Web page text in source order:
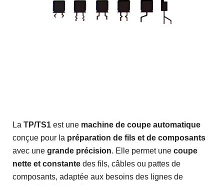
La TP/TS1 est une machine de coupe automatique
conçue pour la préparation de fils et de composants
avec une grande précision. Elle permet une coupe
nette et constante des fils, câbles ou pattes de
composants, adaptée aux besoins des lignes de